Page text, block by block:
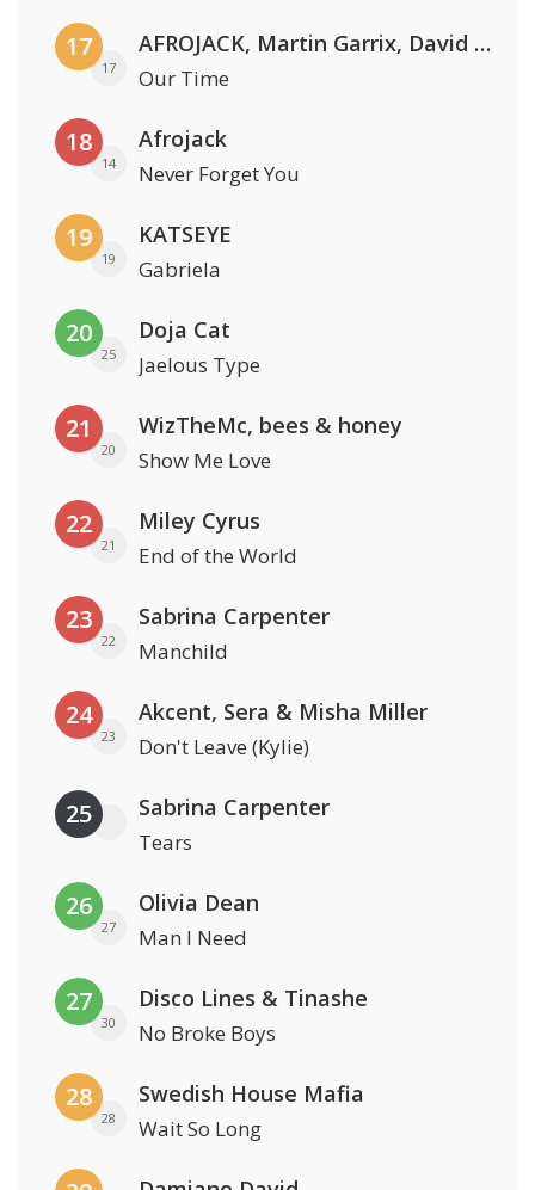
17
17
AFROJACK, Martin Garrix, David Guetta & Amél
Our Time
18
14
Afrojack
Never Forget You
19
19
KATSEYE
Gabriela
20
25
Doja Cat
Jaelous Type
21
20
WizTheMc, bees & honey
Show Me Love
22
21
Miley Cyrus
End of the World
23
22
Sabrina Carpenter
Manchild
24
23
Akcent, Sera & Misha Miller
Don't Leave (Kylie)
25 Sabrina Carpenter
Tears
26
27
Olivia Dean
Man I Need
27
30
Disco Lines & Tinashe
No Broke Boys
28
28
Swedish House Mafia
Wait So Long